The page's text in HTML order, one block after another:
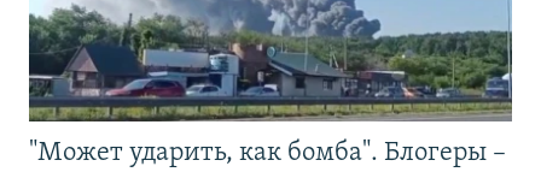
"Может ударить, как бомба". Блогеры –